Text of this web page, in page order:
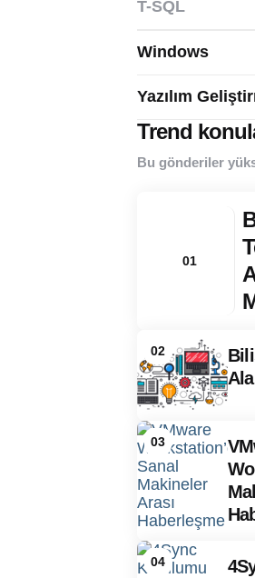
T-SQL
Windows
Yazılım
Trend
Bu gönderiler
01
02
03
04